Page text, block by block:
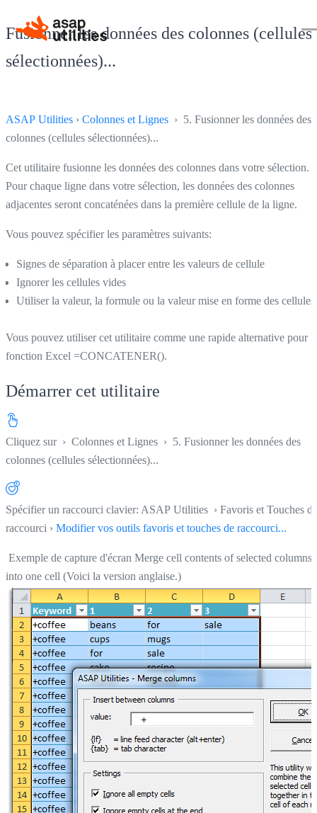
Fusionner les données des colonnes (cellules
sélectionnées)...
ASAP Utilities › Colonnes et Lignes › 5. Fusionner les données des
colonnes (cellules sélectionnées)...
Cet utilitaire fusionne les données des colonnes dans votre sélection.
Pour chaque ligne dans votre sélection, les données des colonnes
adjacentes seront concaténées dans la première cellule de la ligne.
Vous pouvez spécifier les paramètres suivants:
Signes de séparation à placer entre les valeurs de cellule
Ignorer les cellules vides
Utiliser la valeur, la formule ou la valeur mise en forme des cellules.
Vous pouvez utiliser cet utilitaire comme une rapide alternative pour
fonction Excel =CONCATENER().
Démarrer cet utilitaire
Cliquez sur › Colonnes et Lignes › 5. Fusionner les données des
colonnes (cellules sélectionnées)...
Spécifier un raccourci clavier: ASAP Utilities › Favoris et Touches de
raccourci › Modifier vos outils favoris et touches de raccourci...
Exemple de capture d'écran Merge cell contents of selected columns
into one cell (Voici la version anglaise.)